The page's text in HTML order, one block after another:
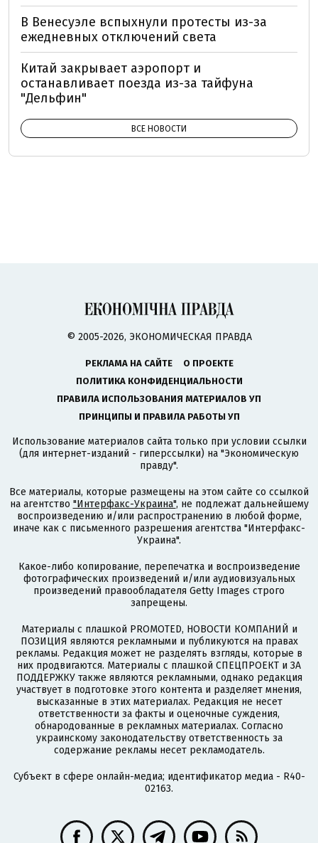
В Венесуэле вспыхнули протесты из-за
ежедневных отключений света
Китай закрывает аэропорт и
останавливает поезда из-за тайфуна
"Дельфин"
ВСЕ НОВОСТИ
© 2005-2026, ЭКОНОМИЧЕСКАЯ ПРАВДА
РЕКЛАМА НА САЙТЕ
О ПРОЕКТЕ
ПОЛИТИКА КОНФИДЕНЦИАЛЬНОСТИ
ПРАВИЛА ИСПОЛЬЗОВАНИЯ МАТЕРИАЛОВ УП
ПРИНЦИПЫ И ПРАВИЛА РАБОТЫ УП
Использование материалов сайта только при условии ссылки
(для интернет-изданий - гиперссылки) на "Экономическую
правду".
Все материалы, которые размещены на этом сайте со ссылкой
на агентство "Интерфакс-Украина", не подлежат дальнейшему
воспроизведению и/или распространению в любой форме,
иначе как с письменного разрешения агентства "Интерфакс-
Украина".
Какое-либо копирование, перепечатка и воспроизведение
фотографических произведений и/или аудиовизуальных
произведений правообладателя Getty Images строго
запрещены.
Материалы с плашкой PROMOTED, НОВОСТИ КОМПАНИЙ и
ПОЗИЦИЯ являются рекламными и публикуются на правах
рекламы. Редакция может не разделять взгляды, которые в
них продвигаются. Материалы с плашкой СПЕЦПРОЕКТ и ЗА
ПОДДЕРЖКУ также являются рекламными, однако редакция
участвует в подготовке этого контента и разделяет мнения,
высказанные в этих материалах. Редакция не несет
ответственности за факты и оценочные суждения,
обнародованные в рекламных материалах. Согласно
украинскому законодательству ответственность за
содержание рекламы несет рекламодатель.
Субъект в сфере онлайн-медиа; идентификатор медиа - R40-
02163.